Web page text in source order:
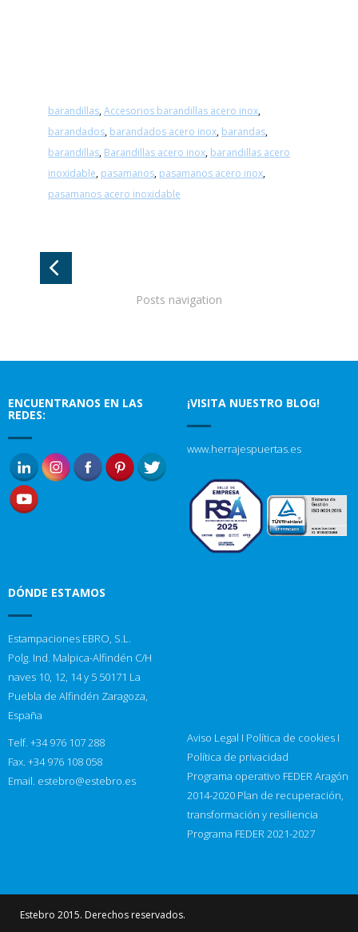
barandillas,Accesorios barandillas acero inox,
barandados, barandados acero inox, barandas,
barandillas, Barandillas acero inox, barandillas acero
inoxidable, pasamanos, pasamanos acero inox,
pasamanos acero inoxidable
Posts navigation
ENCUENTRANOS EN LAS
REDES:
¡VISITA NUESTRO BLOG!
www.herrajespuertas.es
DÓNDE ESTAMOS
Estampaciones EBRO, S.L.
Polg. Ind. Malpica-Alfindén C/H
naves 10, 12, 14 y 5 50171 La
Puebla de Alfindén Zaragoza,
España
Telf. +34 976 107 288
Fax. +34 976 108 058
Email. estebro@estebro.es
Aviso Legal I Política de cookies I
Política de privacidad
Programa operativo FEDER Aragón
2014-2020 Plan de recuperación,
transformación y resiliencia
Programa FEDER 2021-2027
Estebro 2015. Derechos reservados.